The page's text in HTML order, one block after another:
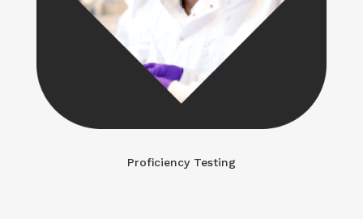
Proficiency Testing